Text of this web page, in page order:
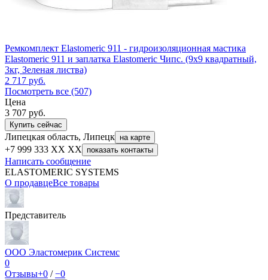
Ремкомплект Elastomeric 911 - гидроизоляционная мастика
Elastomeric 911 и заплатка Elastomeric Чипс. (9х9 квадратный,
3кг, Зеленая листва)
2 717 руб.
Посмотреть все (507)
Цена
3 707 руб.
Купить сейчас
Липецкая область, Липецк на карте
+7 999 333 XX XX показать контакты
Написать сообщение
ELASTOMERIC SYSTEMS
О продавцеВсе товары
Представитель
ООО Эластомерик Системс
0
Отзывы+0 /−0